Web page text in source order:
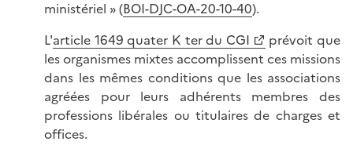
ministériel » (BOI-DJC-OA-20-10-40).
L'article 1649 quater K ter du CGI
prévoit que
les organismes mixtes accomplissent ces missions
dans les mêmes conditions que les associations
agréées pour leurs adhérents membres des
professions libérales ou titulaires de charges et
offices.